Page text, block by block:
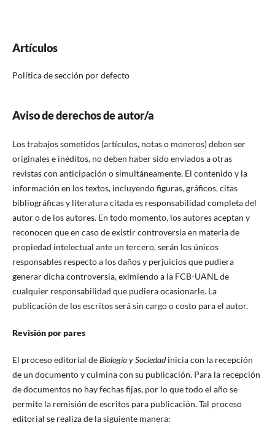
Artículos
Política de sección por defecto
Aviso de derechos de autor/a
Los trabajos sometidos (artículos, notas o moneros) deben ser
originales e inéditos, no deben haber sido enviados a otras
revistas con anticipación o simultáneamente. El contenido y la
información en los textos, incluyendo figuras, gráficos, citas
bibliográficas y literatura citada es responsabilidad completa del
autor o de los autores. En todo momento, los autores aceptan y
reconocen que en caso de existir controversia en materia de
propiedad intelectual ante un tercero, serán los únicos
responsables respecto a los daños y perjuicios que pudiera
generar dicha controversia, eximiendo a la FCB-UANL de
cualquier responsabilidad que pudiera ocasionarle. La
publicación de los escritos será sin cargo o costo para el autor.
Revisión por pares
El proceso editorial deBiología y Sociedadinicia con la recepción
de un documento y culmina con su publicación. Para la recepción
de documentos no hay fechas fijas, por lo que todo el año se
permite la remisión de escritos para publicación. Tal proceso
editorial se realiza de la siguiente manera: